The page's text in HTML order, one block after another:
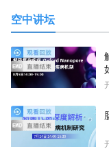
空中讲坛